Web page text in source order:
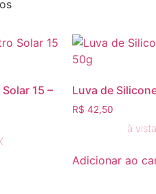
15 –
Luva de
R$ 42,50
à vista
Adicionar ao